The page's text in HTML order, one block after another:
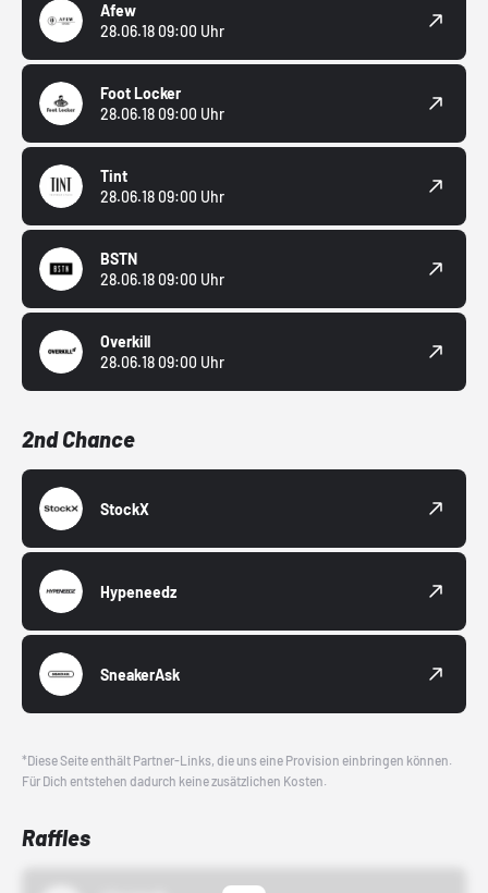
Afew
28.06.18 09:00 Uhr
Foot Locker
28.06.18 09:00 Uhr
Tint
28.06.18 09:00 Uhr
BSTN
28.06.18 09:00 Uhr
Overkill
28.06.18 09:00 Uhr
2nd Chance
StockX
Hypeneedz
SneakerAsk
*Diese Seite enthält Partner-Links, die uns eine Provision einbringen können.
Für Dich entstehen dadurch keine zusätzlichen Kosten.
Raffles